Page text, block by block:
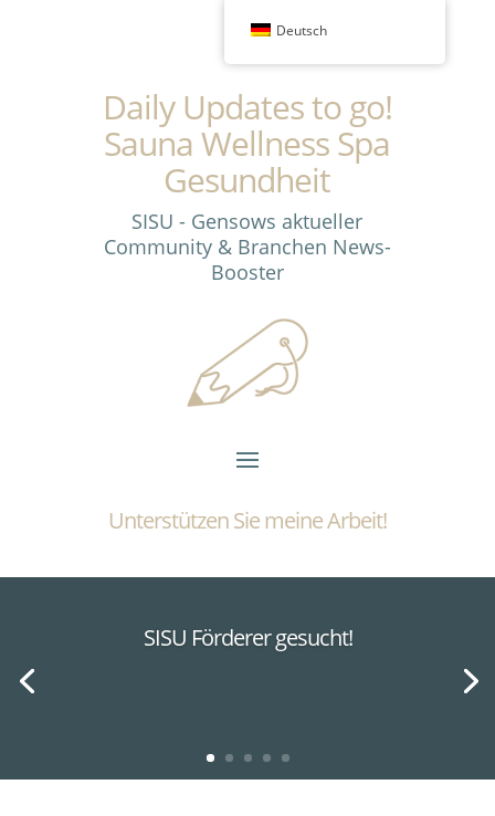
Daily Updates to go!
Sauna Wellness Spa
Gesundheit
SISU - Gensows aktueller
Community & Branchen News-
Booster
Unterstützen Sie meine Arbeit!
SISU Förderer gesucht!
Deutsch